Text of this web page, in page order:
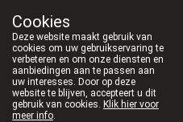
011/610300
Cookies
Deze website maakt gebruik van
cookies om uw gebruikservaring te
verbeteren en om onze diensten en
aanbiedingen aan te passen aan
uw interesses. Door op deze
website te blijven, accepteert u dit
gebruik van cookies. Klik hier voor
meer info.